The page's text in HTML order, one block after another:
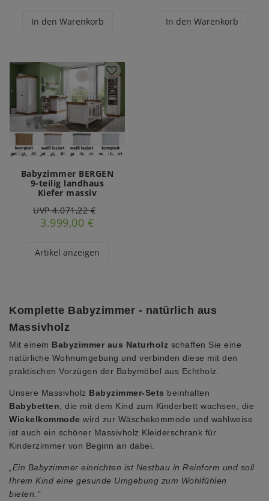
In den Warenkorb In den Warenkorb
Babyzimmer BERGEN
9-teilig landhaus
Kiefer massiv
UVP 4.071,22 €
3.999,00 €
Artikel anzeigen
Komplette Babyzimmer - natürlich aus
Massivholz
Mit einem Babyzimmer aus Naturholz schaffen Sie eine
natürliche Wohnumgebung und verbinden diese mit den
praktischen Vorzügen der Babymöbel aus Echtholz.
Unsere Massivholz Babyzimmer-Sets beinhalten
Babybetten , die mit dem Kind zum Kinderbett wachsen, die
Wickelkommode wird zur Wäschekommode und wahlweise
ist auch ein schöner Massivholz Kleiderschrank für
Kinderzimmer von Beginn an dabei.
„Ein Babyzimmer einrichten ist Nestbau in Reinform und soll
Ihrem Kind eine gesunde Umgebung zum Wohlfühlen
bieten."